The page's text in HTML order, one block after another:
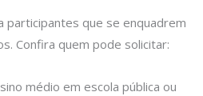
participantes que se enquadrem
Confira quem pode solicitar:
médio em escola pública ou